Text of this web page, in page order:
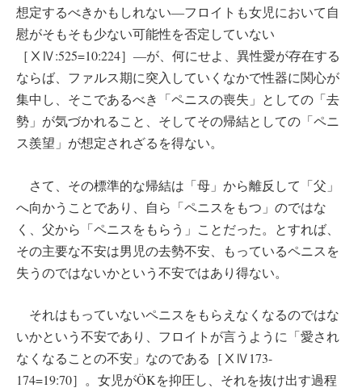
想定するべきかもしれない―フロイトも女児において自
慰がそもそも少ない可能性を否定していない
［ⅩⅣ:525=10:224］―が、何にせよ、異性愛が存在する
ならば、ファルス期に突入していくなかで性器に関心が
集中し、そこであるべき「ペニスの喪失」としての「去
勢」が気づかれること、そしてその帰結としての「ペニ
ス羨望」が想定されざるを得ない。
さて、その標準的な帰結は「母」から離反して「父」
へ向かうことであり、自ら「ペニスをもつ」のではな
く、父から「ペニスをもらう」ことだった。とすれば、
その主要な不安は男児の去勢不安、もっているペニスを
失うのではないかという不安ではあり得ない。
それはもっていないペニスをもらえなくなるのではな
いかという不安であり、フロイトが言うように「愛され
なくなることの不安」なのである［ⅩⅣ173-
174=19:70］。女児がÖKを抑圧し、それを抜け出す過程